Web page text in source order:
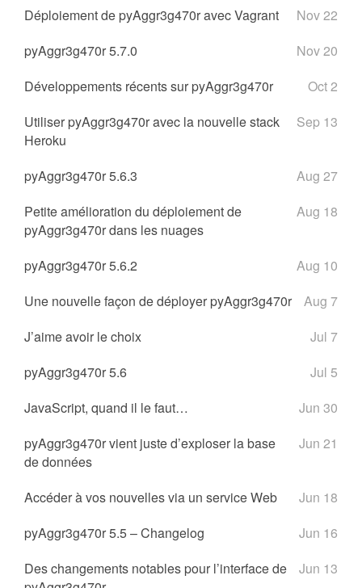
Déploiement de pyAggr3g470r avec Vagrant
Nov 22
pyAggr3g470r 5.7.0
Nov 20
Développements récents sur pyAggr3g470r
Oct 2
Utiliser pyAggr3g470r avec la nouvelle stack
Heroku
Sep 13
pyAggr3g470r 5.6.3
Aug 27
Petite amélioration du déploiement de
pyAggr3g470r dans les nuages
Aug 18
pyAggr3g470r 5.6.2
Aug 10
Une nouvelle façon de déployer pyAggr3g470r
Aug 7
J’aime avoir le choix
Jul 7
pyAggr3g470r 5.6
Jul 5
JavaScript, quand il le faut…
Jun 30
pyAggr3g470r vient juste d’exploser la base
de données
Jun 21
Accéder à vos nouvelles via un service Web
Jun 18
pyAggr3g470r 5.5 – Changelog
Jun 16
Des changements notables pour l’interface de
Jun 13